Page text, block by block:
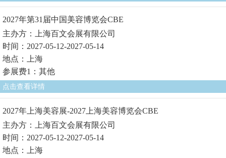
2027年第31届中国美容博览会CBE
主办方：上海百文会展有限公司
时间：2027-05-12-2027-05-14
地点：上海
参展费1：其他
点击查看详情
2027年上海美容展-2027上海美容博览会CBE
主办方：上海百文会展有限公司
时间：2027-05-12-2027-05-14
地点：上海